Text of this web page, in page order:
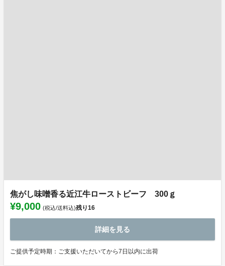
焦がし味噌香る近江牛ローストビーフ 300ｇ
¥9,000 (税込/送料込)残り16
詳細を見る
ご提供予定時期：ご支援いただいてから7日以内に出荷